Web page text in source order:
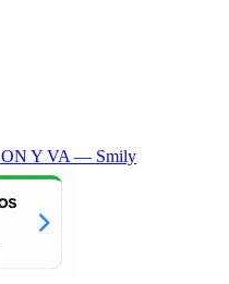
ON Y VA — Smily